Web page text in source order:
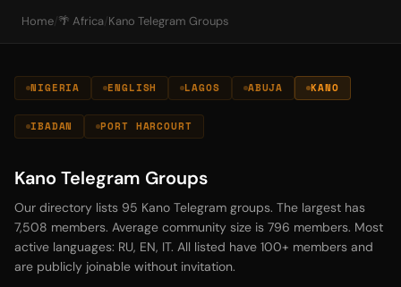
Home/ 🌴 Africa/ Kano Telegram Groups
NIGERIA ENGLISH LAGOS ABUJA KANO
IBADAN PORT HARCOURT
Kano Telegram Groups
Our directory lists 95 Kano Telegram groups. The largest has
7,508 members. Average community size is 796 members. Most
active languages: RU, EN, IT. All listed have 100+ members and
are publicly joinable without invitation.